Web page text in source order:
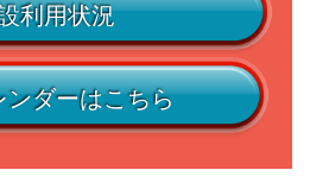
利用状況
ンダーはこちら